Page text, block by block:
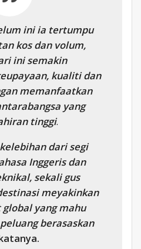
ini ia tertumpu
kos dan volum,
ini semakin
kualiti dan
memanfaatkan
yang
tinggi.
dari segi
Inggeris dan
sekali gus
meyakinkan
yang mahu
berasaskan